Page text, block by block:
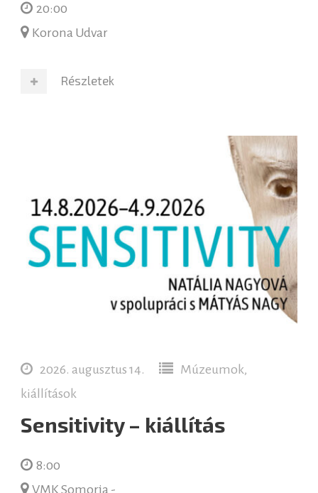
20:00
Korona Udvar
Részletek
2026. augusztus 14.
Múzeumok,
kiállítások
Sensitivity – kiállítás
8:00
VMK Somorja -